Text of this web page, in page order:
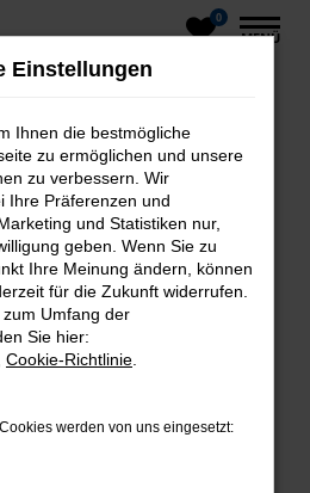
0
MENÜ
Error
aufgetreten.
die dir helfen können:
und deine
zum Beispiel deine
wie Werbeblocker,
Einstellungen
Ihnen die bestmögliche
zu ermöglichen und unsere
zu verbessern. Wir
Ihre Präferenzen und
und Statistiken nur,
geben. Wenn Sie zu
Ihre Meinung ändern, können
für die Zukunft widerrufen.
Umfang der
Sie hier:
Cookie-Richtlinie
werden von uns eingesetzt: